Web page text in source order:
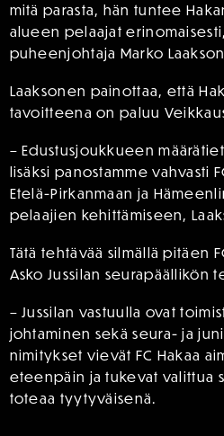
mitä parasta, hän tuntee
alueen pelaajat erinomaisesti,
puheenjohtaja Marko
Laaksonen painottaa, että
tavoitteena on paluu
– Edustusjoukkueen
lisäksi panostamme vahvasti
Etelä-Pirkanmaan ja
pelaajien kehittämiseen,
Tätä tehtävää silmällä pitäen
Asko Jussilan seurapäällikön
– Jussilan vastuulla ovat
johtaminen sekä seura- ja
nimitykset vievät FC Hakaa
eteenpäin ja tukevat valittua
toteaa tyytyväisenä.